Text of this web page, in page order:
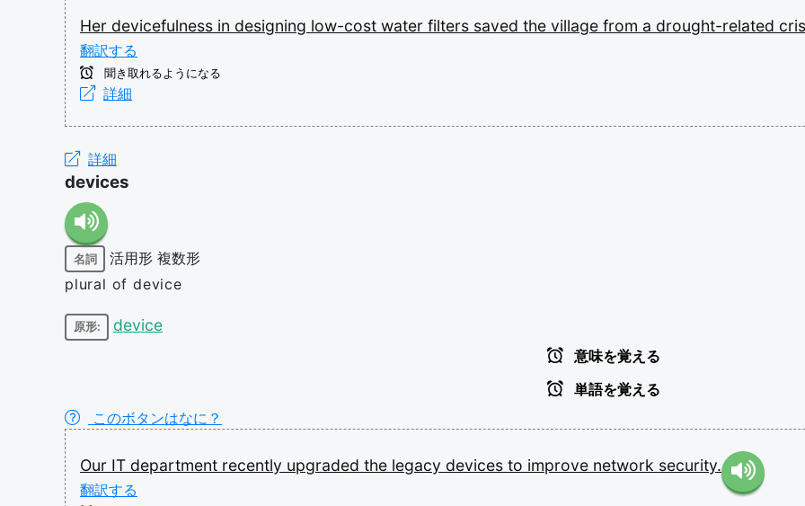
Her devicefulness in designing low-cost water filters saved the village from a drought-related
翻訳する
聞き取れるようになる
詳細
詳細
devices
名詞 活用形 複数形
plural of device
原形: device
意味を覚える
単語を覚える
このボタンはなに？
Our IT department recently upgraded the legacy devices to improve network security.
翻訳する